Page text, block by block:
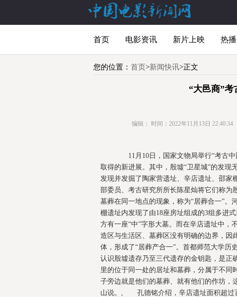
首页 电影资讯 新片上映 热
您的位置： 首页>新闻快讯>正文
“大邑商”
编辑： 时间：2022年11月13日 22:40:34
11月10日，国家文物局举行“考古中
取得的新进展。其中，殷墟“卫星城”的发
发现并发掘了陶家营遗址、辛店遗址、邵
部委员、考古研究所所长陈星灿将它们称
墓葬在同一地点的现象，称为“居葬合一”。
棚遗址内发现了由18座房址组成的3组多进
方有一座“中”字形大墓。而在辛店遗址中，
造区与生活区、墓葬区没有明确的边界，因
体，形成了“居葬产合一”。首都师范大学历
认识殷墟遗存乃至三代遗存的金钥匙，是正
里的位于同一处的居址和墓葬，分属于不
子旁边就是他们的墓葬、就有他们的作坊，
山说。, 孔德铭介绍，辛店遗址面积超过